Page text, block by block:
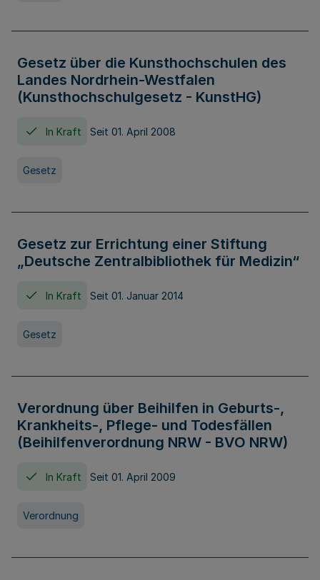
Gesetz über die Kunsthochschulen des
Landes Nordrhein-Westfalen
(Kunsthochschulgesetz - KunstHG)
In Kraft Seit 01. April 2008
Gesetz
Gesetz zur Errichtung einer Stiftung
„Deutsche Zentralbibliothek für Medizin“
In Kraft Seit 01. Januar 2014
Gesetz
Verordnung über Beihilfen in Geburts-,
Krankheits-, Pflege- und Todesfällen
(Beihilfenverordnung NRW - BVO NRW)
In Kraft Seit 01. April 2009
Verordnung